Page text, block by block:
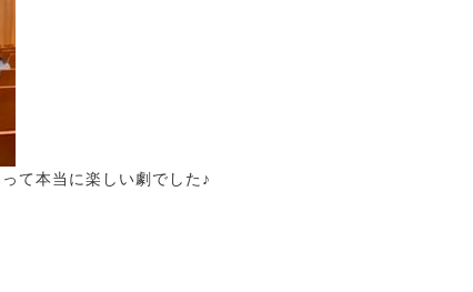
て本当に楽しい劇でした♪